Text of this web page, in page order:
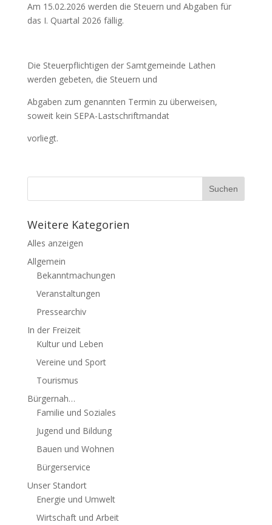
Am 15.02.2026 werden die Steuern und Abgaben für
das I. Quartal 2026 fällig.
Die Steuerpflichtigen der Samtgemeinde Lathen
werden gebeten, die Steuern und
Abgaben zum genannten Termin zu überweisen,
soweit kein SEPA-Lastschriftmandat
vorliegt.
Weitere Kategorien
Alles anzeigen
Allgemein
Bekanntmachungen
Veranstaltungen
Pressearchiv
In der Freizeit
Kultur und Leben
Vereine und Sport
Tourismus
Bürgernah…
Familie und Soziales
Jugend und Bildung
Bauen und Wohnen
Bürgerservice
Unser Standort
Energie und Umwelt
Wirtschaft und Arbeit